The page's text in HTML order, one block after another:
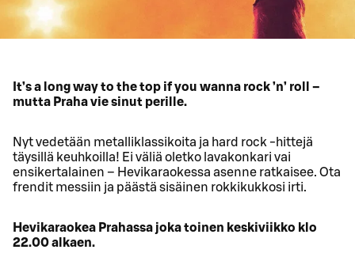
It’s a long way to the top if you wanna rock ’n’ roll –
mutta Praha vie sinut perille.
Nyt vedetään metalliklassikoita ja hard rock -hittejä
täysillä keuhkoilla! Ei väliä oletko lavakonkari vai
ensikertalainen – Hevikaraokessa asenne ratkaisee. Ota
frendit messiin ja päästä sisäinen rokkikukkosi irti.
Hevikaraokea Prahassa joka toinen keskiviikko klo
22.00 alkaen.